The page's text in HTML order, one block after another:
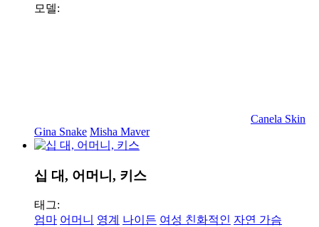
모델:
Canela Skin
Gina Snake Misha Maver
십 대, 어머니, 키스
태그:
엄마 어머니 영계 나이든 여성 친화적인 자연 가슴